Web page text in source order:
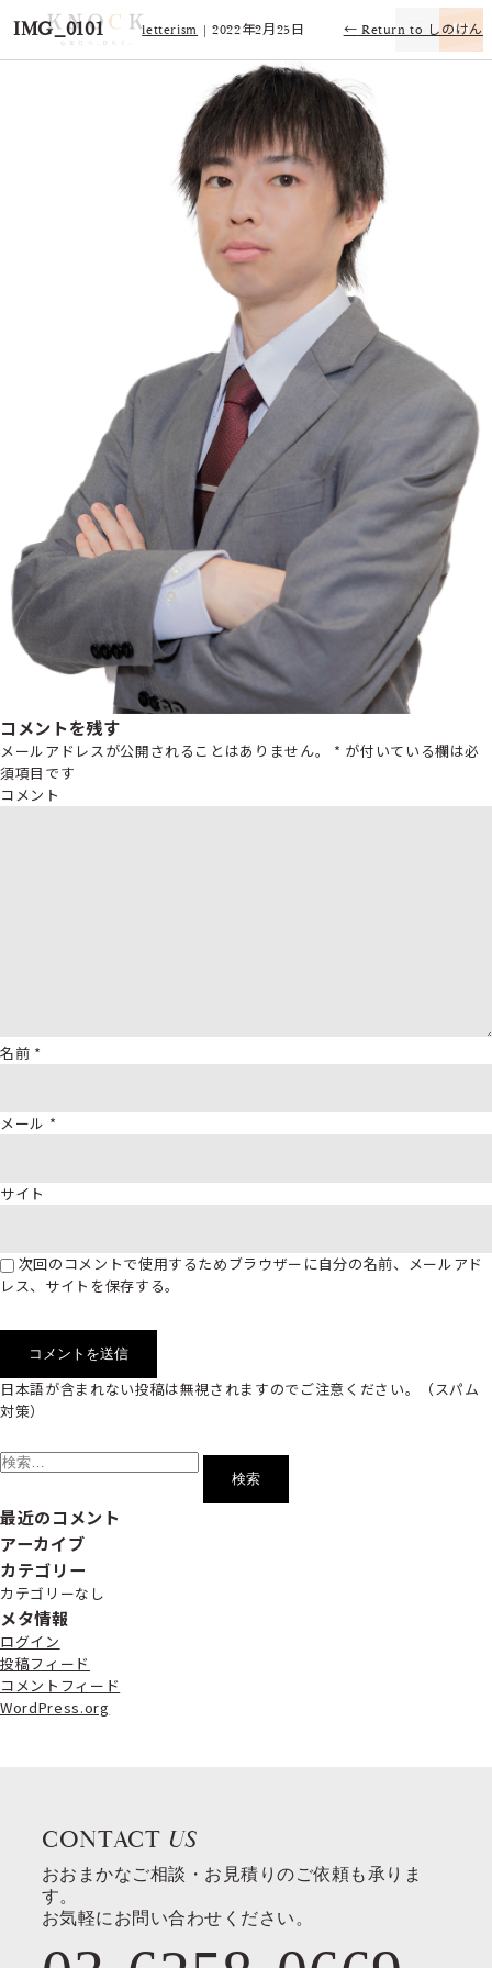
IMG_0101 letterism |2022年2月25日 ← Return to しのけん
コメントを残す
メールアドレスが公開されることはありません。 * が付いている欄は必
須項目です
コメント
名前 *
メール *
サイト
次回のコメントで使用するためブラウザーに自分の名前、メールアド
レス、サイトを保存する。
日本語が含まれない投稿は無視されますのでご注意ください。（スパム
対策）
索:
最近のコメント
アーカイブ
カテゴリー
カテゴリーなし
メタ情報
ログイン
投稿フィード
コメントフィード
WordPress.org
CONTACT US
おおまかなご相談・お見積りのご依頼も承りま
す。
お気軽にお問い合わせください。